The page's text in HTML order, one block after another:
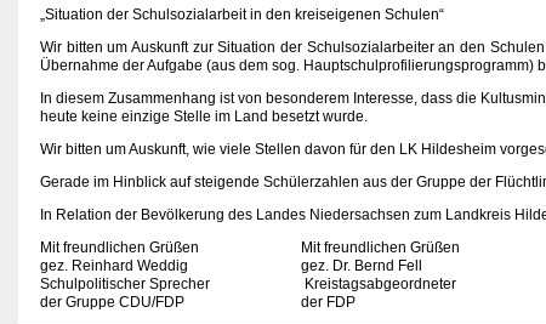
„Situation der Schulsozialarbeit in den kreiseigenen Schulen“
Wir bitten um Auskunft zur Situation der Schulsozialarbeiter an den
Übernahme der Aufgabe (aus dem sog. Hauptschulprofilierungsprogramm)
In diesem Zusammenhang ist von besonderem Interesse, dass die
heute keine einzige Stelle im Land besetzt wurde.
Wir bitten um Auskunft, wie viele Stellen davon für den LK Hildesheim
Gerade im Hinblick auf steigende Schülerzahlen aus der Gruppe der
In Relation der Bevölkerung des Landes Niedersachsen zum Landkreis
Mit freundlichen Grüßen Mit freundlichen Grüßen
gez. Reinhard Weddig gez. Dr. Bernd Fell
Schulpolitischer Sprecher Kreistagsabgeordneter
der Gruppe CDU/FDP der FDP